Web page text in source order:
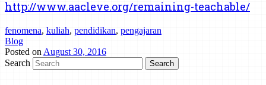
http://www.aacleve.org/remaining-teachable/
fenomena, kuliah, pendidikan, pengajaran
Blog
Posted on August 30, 2016
Search